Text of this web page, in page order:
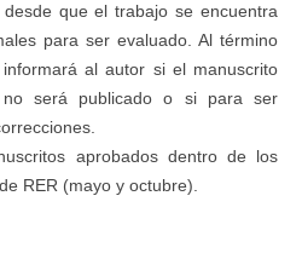
que el trabajo se encuentra
para ser evaluado. Al término
al autor si el manuscrito
será publicado o si para ser
aprobados dentro de los
RER (mayo y octubre).